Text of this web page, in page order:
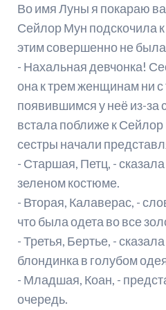
Во имя Луны я покараю
Сейлор Мун подскочила
этим совершенно не
- Нахальная девчонка!
она к трем женщинам ни с
появившимся у неё из-за
встала поближе к
сестры начали
- Старшая, Петц, -
зеленом костюме.
- Вторая, Калаверас, -
что была одета во все
- Третья, Бертье, -
блондинка в голубом
- Младшая, Коан, -
очередь.